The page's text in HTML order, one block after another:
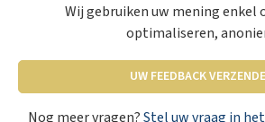
Wij gebruiken uw mening enkel
optimaliseren,
UW FEEDBACK
Nog meer vragen?Stel uw vraag in